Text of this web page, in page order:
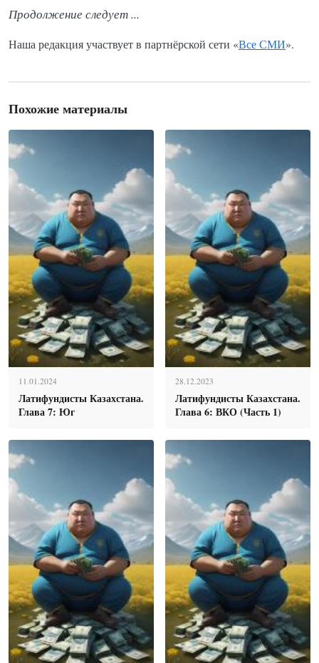
Продолжение следует ...
Наша редакция участвует в партнёрской сети «Все СМИ».
Похожие материалы
11.01.2024
Латифундисты Казахстана.
Глава 7: Юг
28.12.2023
Латифундисты Казахстана.
Глава 6: ВКО (Часть 1)